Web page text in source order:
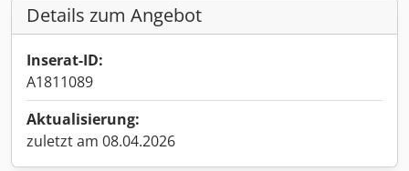
Details zum Angebot
Inserat-ID:
A1811089
Aktualisierung:
zuletzt am 08.04.2026